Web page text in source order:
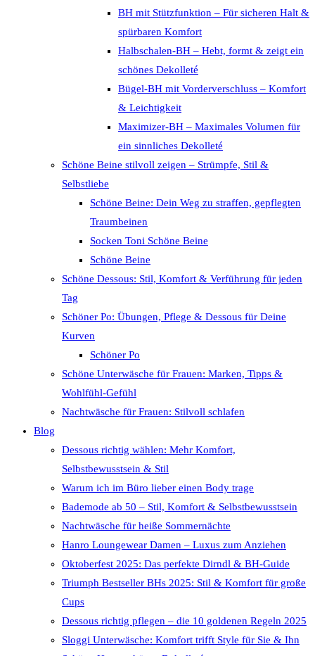
BH mit Stützfunktion – Für sicheren Halt &
spürbaren Komfort
Halbschalen-BH – Hebt, formt & zeigt ein
schönes Dekolleté
Bügel-BH mit Vorderverschluss – Komfort
& Leichtigkeit
Maximizer-BH – Maximales Volumen für
ein sinnliches Dekolleté
Schöne Beine stilvoll zeigen – Strümpfe, Stil &
Selbstliebe
Schöne Beine: Dein Weg zu straffen, gepflegten
Traumbeinen
Socken Toni Schöne Beine
Schöne Beine
Schöne Dessous: Stil, Komfort & Verführung für jeden
Tag
Schöner Po: Übungen, Pflege & Dessous für Deine
Kurven
Schöner Po
Schöne Unterwäsche für Frauen: Marken, Tipps &
Wohlfühl-Gefühl
Nachtwäsche für Frauen: Stilvoll schlafen
Blog
Dessous richtig wählen: Mehr Komfort,
Selbstbewusstsein & Stil
Warum ich im Büro lieber einen Body trage
Bademode ab 50 – Stil, Komfort & Selbstbewusstsein
Nachtwäsche für heiße Sommernächte
Hanro Loungewear Damen – Luxus zum Anziehen
Oktoberfest 2025: Das perfekte Dirndl & BH-Guide
Triumph Bestseller BHs 2025: Stil & Komfort für große
Cups
Dessous richtig pflegen – die 10 goldenen Regeln 2025
Sloggi Unterwäsche: Komfort trifft Style für Sie & Ihn